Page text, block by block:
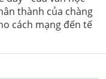
thành của chàng
cách mạng đến tế